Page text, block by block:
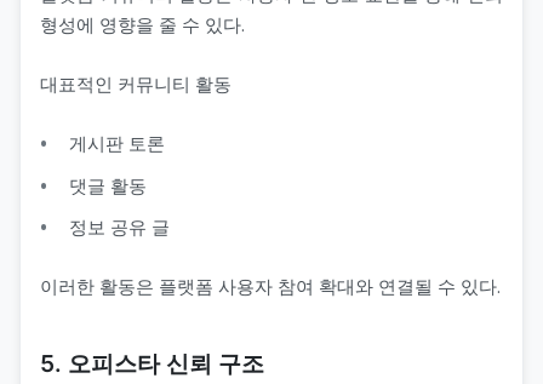
형성에 영향을 줄 수 있다.
대표적인 커뮤니티 활동
게시판 토론
댓글 활동
정보 공유 글
이러한 활동은 플랫폼 사용자 참여 확대와 연결될 수 있다.
5. 오피스타 신뢰 구조